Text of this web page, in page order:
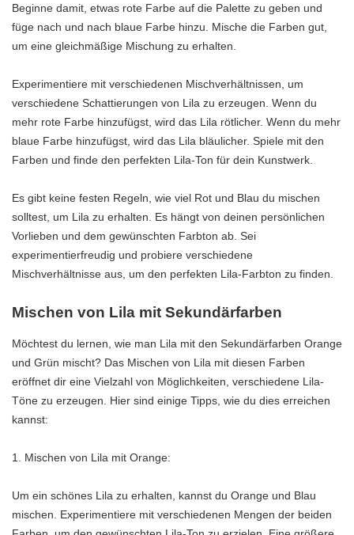
Beginne damit, etwas rote Farbe auf die Palette zu geben und
füge nach und nach blaue Farbe hinzu. Mische die Farben gut,
um eine gleichmäßige Mischung zu erhalten.
Experimentiere mit verschiedenen Mischverhältnissen, um
verschiedene Schattierungen von Lila zu erzeugen. Wenn du
mehr rote Farbe hinzufügst, wird das Lila rötlicher. Wenn du mehr
blaue Farbe hinzufügst, wird das Lila bläulicher. Spiele mit den
Farben und finde den perfekten Lila-Ton für dein Kunstwerk.
Es gibt keine festen Regeln, wie viel Rot und Blau du mischen
solltest, um Lila zu erhalten. Es hängt von deinen persönlichen
Vorlieben und dem gewünschten Farbton ab. Sei
experimentierfreudig und probiere verschiedene
Mischverhältnisse aus, um den perfekten Lila-Farbton zu finden.
Mischen von Lila mit Sekundärfarben
Möchtest du lernen, wie man Lila mit den Sekundärfarben Orange
und Grün mischt? Das Mischen von Lila mit diesen Farben
eröffnet dir eine Vielzahl von Möglichkeiten, verschiedene Lila-
Töne zu erzeugen. Hier sind einige Tipps, wie du dies erreichen
kannst:
1. Mischen von Lila mit Orange:
Um ein schönes Lila zu erhalten, kannst du Orange und Blau
mischen. Experimentiere mit verschiedenen Mengen der beiden